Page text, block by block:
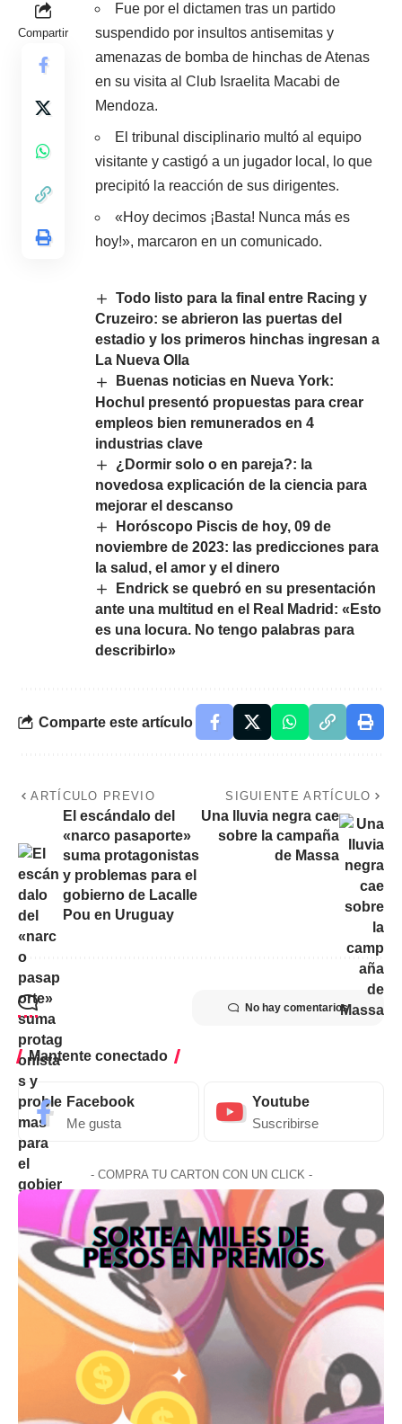
Compartir
Fue por el dictamen tras un partido
suspendido por insultos antisemitas y
amenazas de bomba de hinchas de Atenas
en su visita al Club Israelita Macabi de
Mendoza.
El tribunal disciplinario multó al equipo
visitante y castigó a un jugador local, lo que
precipitó la reacción de sus dirigentes.
«Hoy decimos ¡Basta! Nunca más es
hoy!», marcaron en un comunicado.
Todo listo para la final entre Racing y
Cruzeiro: se abrieron las puertas del
estadio y los primeros hinchas ingresan a
La Nueva Olla
Buenas noticias en Nueva York:
Hochul presentó propuestas para crear
empleos bien remunerados en 4
industrias clave
¿Dormir solo o en pareja?: la
novedosa explicación de la ciencia para
mejorar el descanso
Horóscopo Piscis de hoy, 09 de
noviembre de 2023: las predicciones para
la salud, el amor y el dinero
Endrick se quebró en su presentación
ante una multitud en el Real Madrid: «Esto
es una locura. No tengo palabras para
describirlo»
Comparte este artículo
ARTÍCULO PREVIO
El escándalo del
«narco pasaporte»
suma protagonistas
y problemas para el
gobierno de Lacalle
Pou en Uruguay
SIGUIENTE ARTÍCULO
Una lluvia negra cae
sobre la campaña
de Massa
No hay comentarios
Mantente conectado
Facebook
Me gusta
Youtube
Suscribirse
- COMPRA TU CARTON CON UN CLICK -